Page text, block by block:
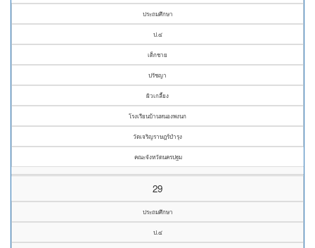
ประถมศึกษา
ป.๔
เด็กชาย
ปรัชญา
ผิวเกลี้ยง
โรงเรียนบ้านหนองพงนก
วัดเจริญราษฎร์บำรุง
คณะจังหวัดนครปฐม
29
ประถมศึกษา
ป.๔